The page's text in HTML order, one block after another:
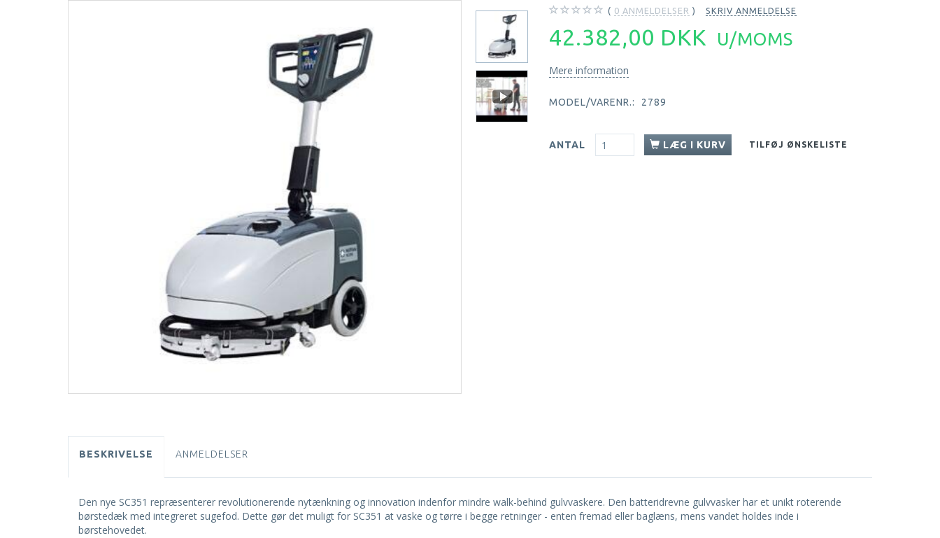
0 ANMELDELSER SKRIV ANMELDELSE
42.382,00 DKK U/MOMS
Mere information
MODEL/VARENR.: 2789
ANTAL LÆG I KURV TILFØJ ØNSKELISTE
BESKRIVELSE ANMELDELSER
Den nye SC351 repræsenterer revolutionerende nytænkning og innovation indenfor mindre walk-behind gulvvaskere. Den batteridrevne gulvvasker har et unikt roterende
børstedæk med integreret sugefod. Dette gør det muligt for SC351 at vaske og tørre i begge retninger - enten fremad eller baglæns, mens vandet holdes inde i
børstehovedet.